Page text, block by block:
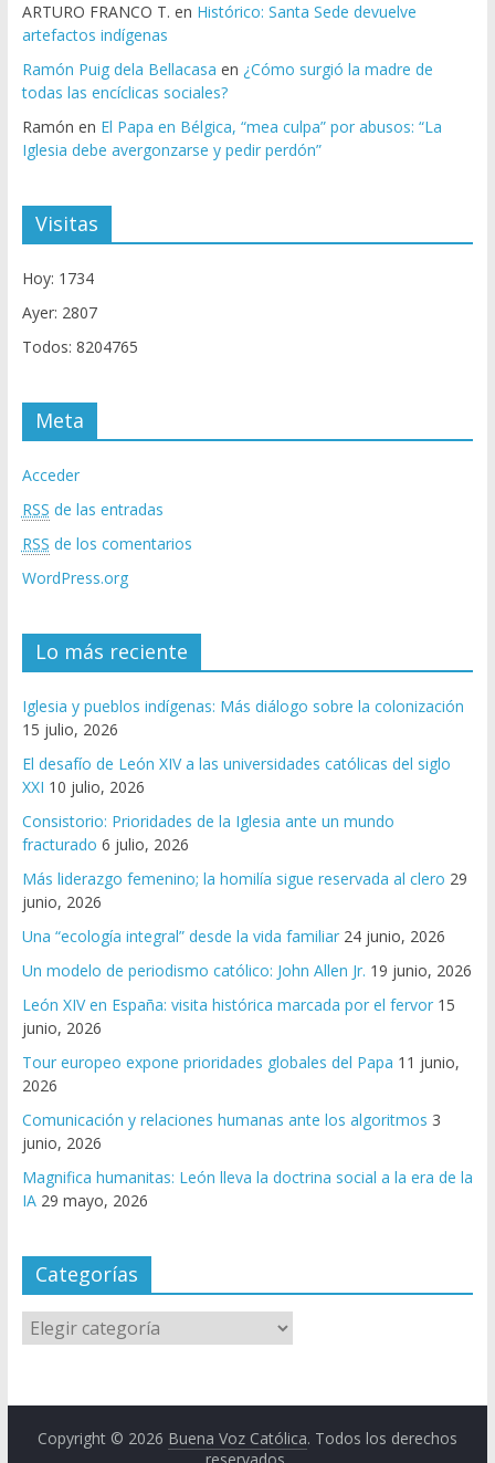
ARTURO FRANCO T. en Histórico: Santa Sede devuelve
artefactos indígenas
Ramón Puig dela Bellacasa en ¿Cómo surgió la madre de
todas las encíclicas sociales?
Ramón en El Papa en Bélgica, “mea culpa” por abusos: “La
Iglesia debe avergonzarse y pedir perdón”
Visitas
Hoy: 1734
Ayer: 2807
Todos: 8204765
Meta
Acceder
RSS de las entradas
RSS de los comentarios
WordPress.org
Lo más reciente
Iglesia y pueblos indígenas: Más diálogo sobre la colonización
15 julio, 2026
El desafío de León XIV a las universidades católicas del siglo
XXI 10 julio, 2026
Consistorio: Prioridades de la Iglesia ante un mundo
fracturado 6 julio, 2026
Más liderazgo femenino; la homilía sigue reservada al clero 29
junio, 2026
Una “ecología integral” desde la vida familiar 24 junio, 2026
Un modelo de periodismo católico: John Allen Jr. 19 junio, 2026
León XIV en España: visita histórica marcada por el fervor 15
junio, 2026
Tour europeo expone prioridades globales del Papa 11 junio,
2026
Comunicación y relaciones humanas ante los algoritmos 3
junio, 2026
Magnifica humanitas: León lleva la doctrina social a la era de la
IA 29 mayo, 2026
Categorías
Copyright © 2026 Buena Voz Católica. Todos los derechos